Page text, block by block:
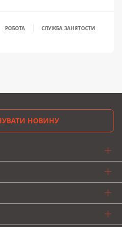
РОБОТА СЛУЖБА ЗАНЯТОСТИ
НОВИНУ